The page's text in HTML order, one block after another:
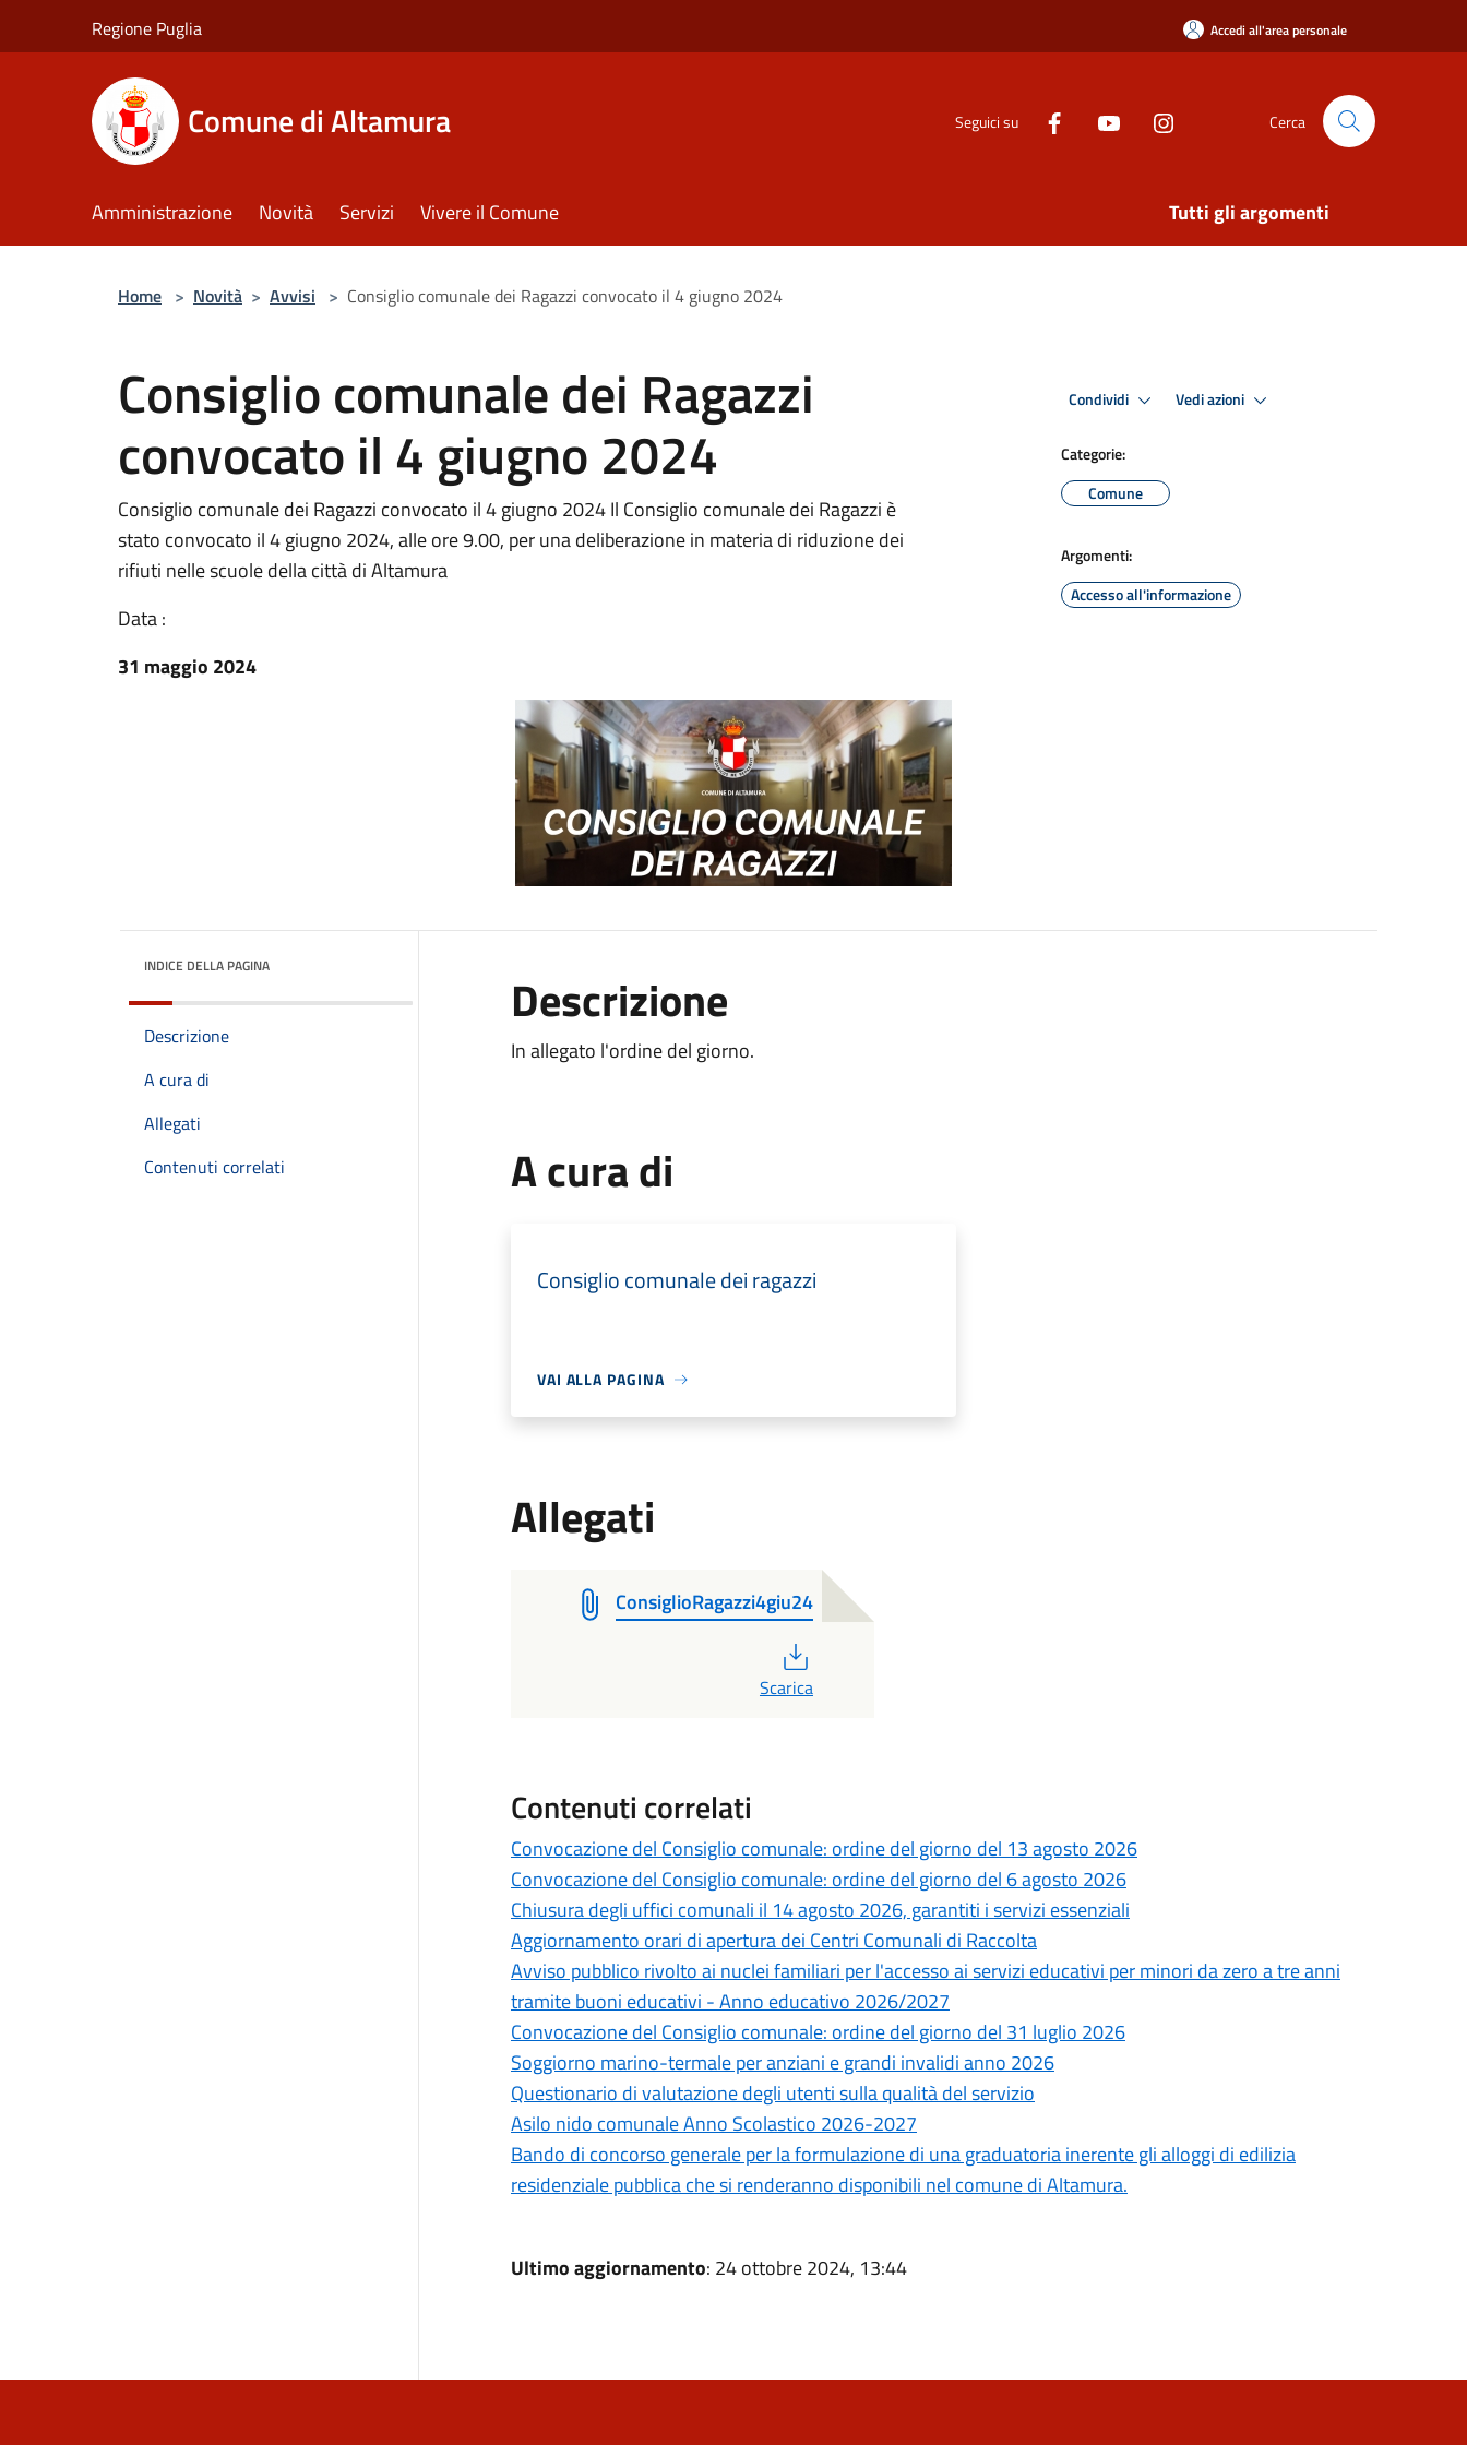
Regione Puglia Accedi all'area personale
Comune di Altamura Seguici su Cerca
Amministrazione Novità Servizi Vivere il Comune Tutti gli argomenti
Home > Novità > Avvisi > Consiglio comunale dei Ragazzi convocato il 4 giugno 2024
Consiglio comunale dei Ragazzi
convocato il 4 giugno 2024
Consiglio comunale dei Ragazzi convocato il 4 giugno 2024 Il Consiglio comunale dei Ragazzi è
stato convocato il 4 giugno 2024, alle ore 9.00, per una deliberazione in materia di riduzione dei
rifiuti nelle scuole della città di Altamura
Data :
31 maggio 2024
Condividi Vedi azioni
Categorie:
Comune
Argomenti:
Accesso all'informazione
INDICE DELLA PAGINA
Descrizione
A cura di
Allegati
Contenuti correlati
Descrizione
In allegato l'ordine del giorno.
A cura di
Consiglio comunale dei ragazzi
VAI ALLA PAGINA
Allegati
ConsiglioRagazzi4giu24
Scarica
Contenuti correlati
Convocazione del Consiglio comunale: ordine del giorno del 13 agosto 2026
Convocazione del Consiglio comunale: ordine del giorno del 6 agosto 2026
Chiusura degli uffici comunali il 14 agosto 2026, garantiti i servizi essenziali
Aggiornamento orari di apertura dei Centri Comunali di Raccolta
Avviso pubblico rivolto ai nuclei familiari per l'accesso ai servizi educativi per minori da zero a tre anni
tramite buoni educativi - Anno educativo 2026/2027
Convocazione del Consiglio comunale: ordine del giorno del 31 luglio 2026
Soggiorno marino-termale per anziani e grandi invalidi anno 2026
Questionario di valutazione degli utenti sulla qualità del servizio
Asilo nido comunale Anno Scolastico 2026-2027
Bando di concorso generale per la formulazione di una graduatoria inerente gli alloggi di edilizia
residenziale pubblica che si renderanno disponibili nel comune di Altamura.
Ultimo aggiornamento: 24 ottobre 2024, 13:44